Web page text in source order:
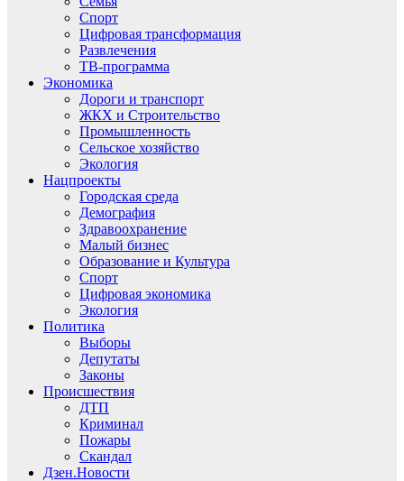
Спорт
Цифровая трансформация
Развлечения
ТВ-программа
Экономика
Дороги и транспорт
ЖКХ и Строительство
Промышленность
Сельское хозяйство
Экология
Нацпроекты
Городская среда
Демография
Здравоохранение
Малый бизнес
Образование и Культура
Спорт
Цифровая экономика
Экология
Политика
Выборы
Депутаты
Законы
Происшествия
ДТП
Криминал
Пожары
Скандал
Дзен.Новости